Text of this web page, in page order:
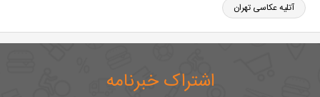
آتلیه عکاسی تهران
اشتراک خبرنامه